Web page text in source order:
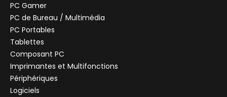
Connectez-vous pour voir les informations de ce produit
CENTRALE+
PC Gamer
PC de Bureau / Multimédia
PC Portables
Tablettes
Composant PC
Imprimantes et Multifonctions
Périphériques
Logiciels